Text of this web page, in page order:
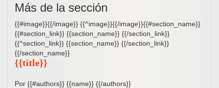
Más de la sección
{{#image}}{{/image}} {{^image}}{{/image}}{{#section_name}}
{{#section_link}} {{section_name}} {{/section_link}}
{{^section_link}} {{section_name}} {{/section_link}}
{{/section_name}}
{{title}}
Por {{#authors}} {{name}} {{/authors}}